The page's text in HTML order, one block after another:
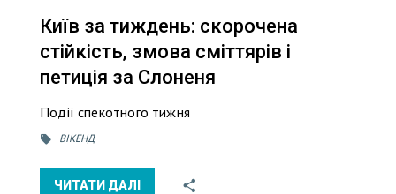
Київ за тиждень: скорочена
стійкість, змова сміттярів і
петиція за Слоненя
Події спекотного тижня
ВІКЕНД
ЧИТАТИ ДАЛІ